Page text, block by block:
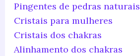
Pingentes de pedras naturais
Cristais para mulheres
Cristais dos chakras
Alinhamento dos chakras